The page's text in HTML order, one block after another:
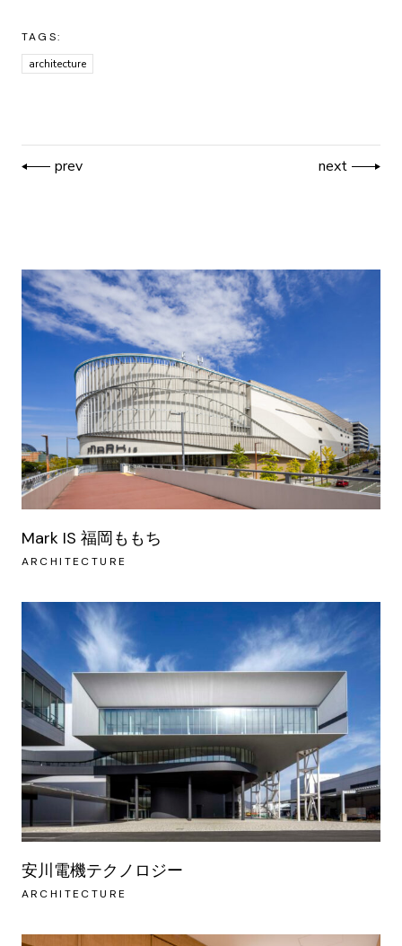
TAGS:
architecture
prev next
Mark IS 福岡ももち
ARCHITECTURE
安川電機テクノロジー
ARCHITECTURE